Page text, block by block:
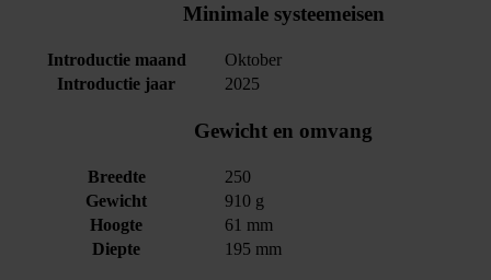
Minimale systeemeisen
Introductie maand
Oktober
Introductie jaar
2025
Gewicht en omvang
Breedte
250
Gewicht
910 g
Hoogte
61 mm
Diepte
195 mm